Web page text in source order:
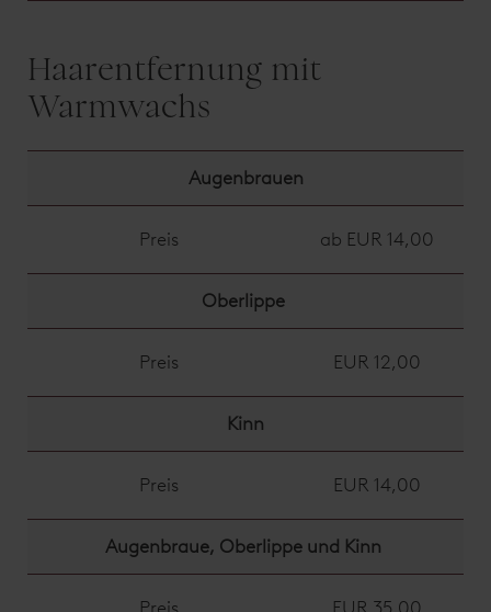
Haarentfernung mit
Warmwachs
Augenbrauen
Preis ab EUR 14,00
Oberlippe
Preis EUR 12,00
Kinn
Preis EUR 14,00
Augenbraue, Oberlippe und Kinn
Preis EUR 35,00